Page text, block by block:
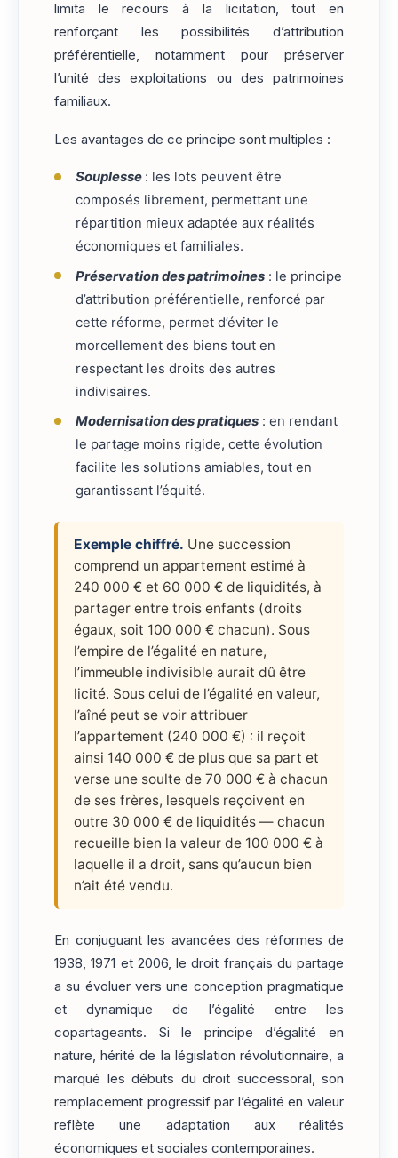
limita le recours à la licitation, tout en
renforçant les possibilités d’attribution
préférentielle, notamment pour préserver
l’unité des exploitations ou des patrimoines
familiaux.
Les avantages de ce principe sont multiples :
Souplesse : les lots peuvent être
composés librement, permettant une
répartition mieux adaptée aux réalités
économiques et familiales.
Préservation des patrimoines: le principe
d’attribution préférentielle, renforcé par
cette réforme, permet d’éviter le
morcellement des biens tout en
respectant les droits des autres
indivisaires.
Modernisation des pratiques: en rendant
le partage moins rigide, cette évolution
facilite les solutions amiables, tout en
garantissant l’équité.
Exemple chiffré. Une succession
comprend un appartement estimé à
240 000 € et 60 000 € de liquidités, à
partager entre trois enfants (droits
égaux, soit 100 000 € chacun). Sous
l’empire de l’égalité en nature,
l’immeuble indivisible aurait dû être
licité. Sous celui de l’égalité en valeur,
l’aîné peut se voir attribuer
l’appartement (240 000 €) : il reçoit
ainsi 140 000 € de plus que sa part et
verse une soulte de 70 000 € à chacun
de ses frères, lesquels reçoivent en
outre 30 000 € de liquidités — chacun
recueille bien la valeur de 100 000 € à
laquelle il a droit, sans qu’aucun bien
n’ait été vendu.
En conjuguant les avancées des réformes de
1938, 1971 et 2006, le droit français du partage
a su évoluer vers une conception pragmatique
et dynamique de l’égalité entre les
copartageants. Si le principe d’égalité en
nature, hérité de la législation révolutionnaire, a
marqué les débuts du droit successoral, son
remplacement progressif par l’égalité en valeur
reflète une adaptation aux réalités
économiques et sociales contemporaines.